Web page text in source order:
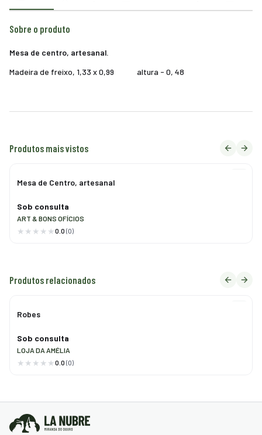
Sobre o produto
Mesa de centro, artesanal.
Madeira de freixo, 1,33 x 0,99 altura - 0, 48
Produtos mais vistos
Mesa de Centro, artesanal
Sob consulta
ART & BONS OFÍCIOS
0.0 (0)
Produtos relacionados
Robes
Sob consulta
LOJA DA AMÉLIA
0.0 (0)